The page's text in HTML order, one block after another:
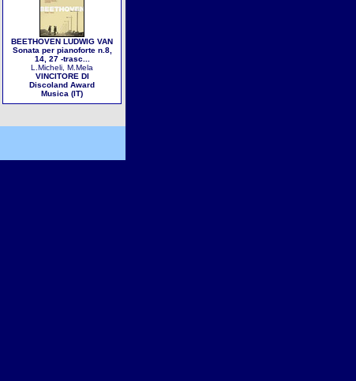
BEETHOVEN LUDWIG VAN
Sonata per pianoforte n.8,
14, 27 -trasc...
L.Micheli, M.Mela
VINCITORE DI
Discoland Award
Musica (IT)